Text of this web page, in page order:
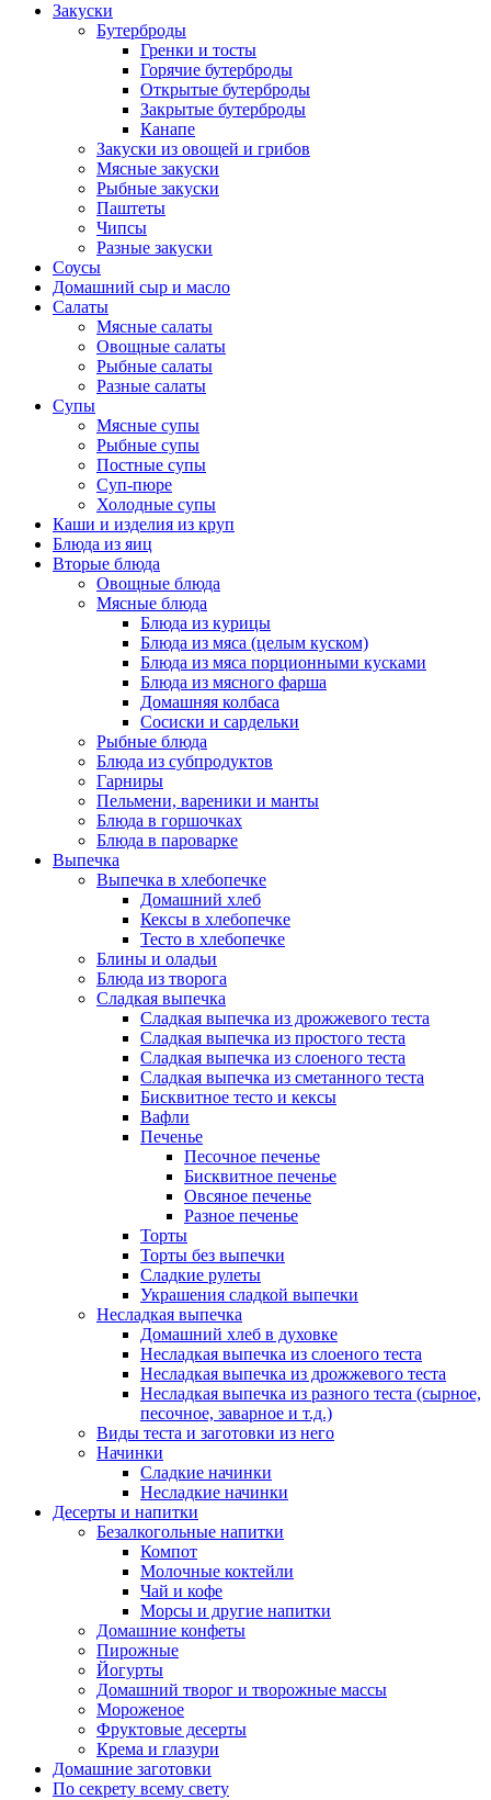
Закуски
Бутерброды
Гренки и тосты
Горячие бутерброды
Открытые бутерброды
Закрытые бутерброды
Канапе
Закуски из овощей и грибов
Мясные закуски
Рыбные закуски
Паштеты
Чипсы
Разные закуски
Соусы
Домашний сыр и масло
Салаты
Мясные салаты
Овощные салаты
Рыбные салаты
Разные салаты
Супы
Мясные супы
Рыбные супы
Постные супы
Суп-пюре
Холодные супы
Каши и изделия из круп
Блюда из яиц
Вторые блюда
Овощные блюда
Мясные блюда
Блюда из курицы
Блюда из мяса (целым куском)
Блюда из мяса порционными кусками
Блюда из мясного фарша
Домашняя колбаса
Сосиски и сардельки
Рыбные блюда
Блюда из субпродуктов
Гарниры
Пельмени, вареники и манты
Блюда в горшочках
Блюда в пароварке
Выпечка
Выпечка в хлебопечке
Домашний хлеб
Кексы в хлебопечке
Тесто в хлебопечке
Блины и оладьи
Блюда из творога
Сладкая выпечка
Сладкая выпечка из дрожжевого теста
Сладкая выпечка из простого теста
Сладкая выпечка из слоеного теста
Сладкая выпечка из сметанного теста
Бисквитное тесто и кексы
Вафли
Печенье
Песочное печенье
Бисквитное печенье
Овсяное печенье
Разное печенье
Торты
Торты без выпечки
Сладкие рулеты
Украшения сладкой выпечки
Несладкая выпечка
Домашний хлеб в духовке
Несладкая выпечка из слоеного теста
Несладкая выпечка из дрожжевого теста
Несладкая выпечка из разного теста (сырное,
песочное, заварное и т.д.)
Виды теста и заготовки из него
Начинки
Сладкие начинки
Несладкие начинки
Десерты и напитки
Безалкогольные напитки
Компот
Молочные коктейли
Чай и кофе
Морсы и другие напитки
Домашние конфеты
Пирожные
Йогурты
Домашний творог и творожные массы
Мороженое
Фруктовые десерты
Крема и глазури
Домашние заготовки
По секрету всему свету